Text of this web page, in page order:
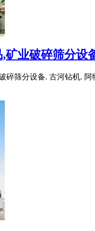
矿业破碎筛分设
碎筛分设备. 古河钻机.